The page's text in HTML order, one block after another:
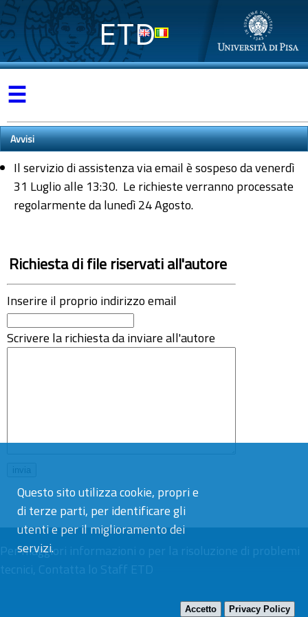
Questo sito utilizza cookie, propri e
di terze parti, per identificare gli
utenti e per il miglioramento dei
servizi.
Accetto Privacy Policy
ETD
☰
Avvisi
Il servizio di assistenza via email è sospeso da venerdì
31 Luglio alle 13:30. Le richieste verranno processate
regolarmente da lunedì 24 Agosto.
Richiesta di file riservati all'autore
Inserire il proprio indirizzo email
Scrivere la richiesta da inviare all'autore
Per maggiori informazioni o per la risoluzione di problemi
tecnici, Contatta lo Staff ETD